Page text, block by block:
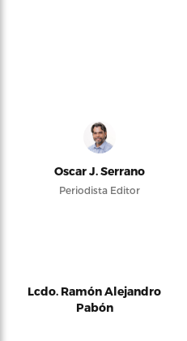
Oscar J. Serrano
Periodista Editor
Lcdo. Ramón Alejandro
Pabón